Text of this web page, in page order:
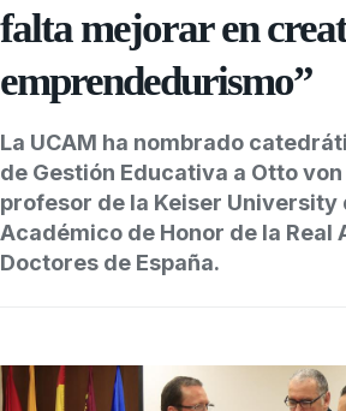
falta mejorar en
emprendedurismo”
La UCAM ha nombrado
de Gestión Educativa a Otto von
profesor de la Keiser University
Académico de Honor de la Real
Doctores de España.